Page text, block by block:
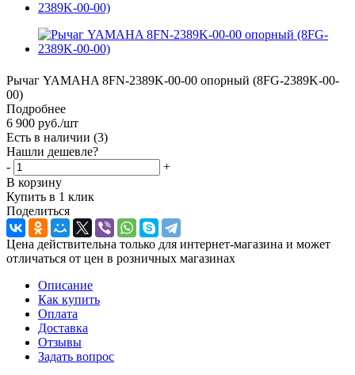
Рычаг YAMAHA 8FN-2389K-00-00 опорный (8FG-2389K-00-
00)
Подробнее
6 900 руб./шт
Есть в наличии (3)
Нашли дешевле?
-
+
В корзину
Купить в 1 клик
Поделиться
Цена действительна только для интернет-магазина и может
отличаться от цен в розничных магазинах
Описание
Как купить
Оплата
Доставка
Отзывы
Задать вопрос